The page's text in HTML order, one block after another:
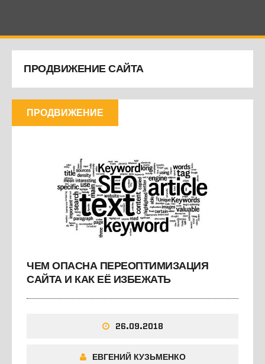
ПРОДВИЖЕНИЕ САЙТА
ПРОДВИЖЕНИЕ
ЧЕМ ОПАСНА ПЕРЕОПТИМИЗАЦИЯ
САЙТА И КАК ЕЁ ИЗБЕЖАТЬ
26.09.2018
ЕВГЕНИЙ КУЗЬМЕНКО